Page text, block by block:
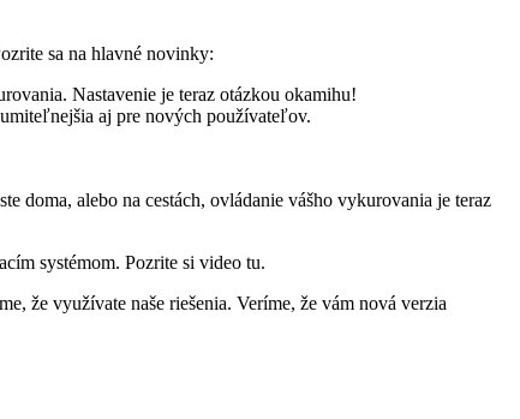
sa na hlavné novinky:
Nastavenie je teraz otázkou okamihu!
aj pre nových používateľov.
doma, alebo na cestách, ovládanie vášho vykurovania je teraz
systémom. Pozrite si video tu.
že využívate naše riešenia. Veríme, že vám nová verzia